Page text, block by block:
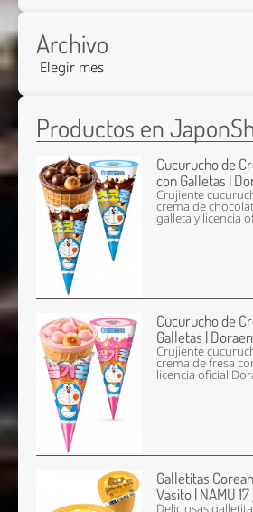
Archivo
Productos en
Cucurucho de
con Galletas |
Crujiente
crema de
galleta y licencia
Cucurucho de
Galletas |
Crujiente
crema de fresa
licencia oficial
Galletitas
Vasito | NAMU 17
Deliciosas